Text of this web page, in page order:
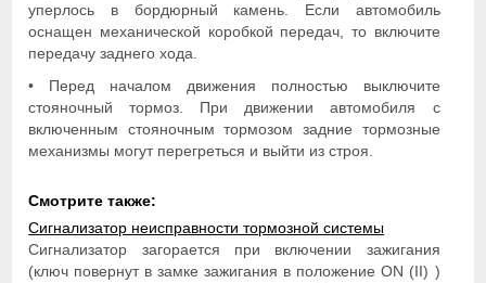
уперлось в бордюрный камень. Если автомобиль
оснащен механической коробкой передач, то включите
передачу заднего хода.
• Перед началом движения полностью выключите
стояночный тормоз. При движении автомобиля с
включенным стояночным тормозом задние тормозные
механизмы могут перегреться и выйти из строя.
Смотрите также:
Сигнализатор неисправности тормозной системы
Сигнализатор загорается при включении зажигания
(ключ повернут в замке зажигания в положение ON (II) )